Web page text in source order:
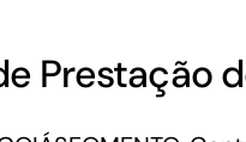
Prestação